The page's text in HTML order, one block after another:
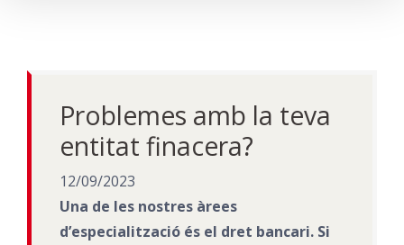
Problemes amb la teva
entitat finacera?
12/09/2023
Una de les nostres àrees
dʼespecialització és el dret bancari. Si